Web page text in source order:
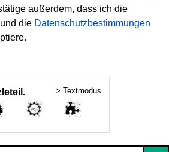
außerdem, dass ich die
und die Datenschutzbestimmungen
> Textmodus